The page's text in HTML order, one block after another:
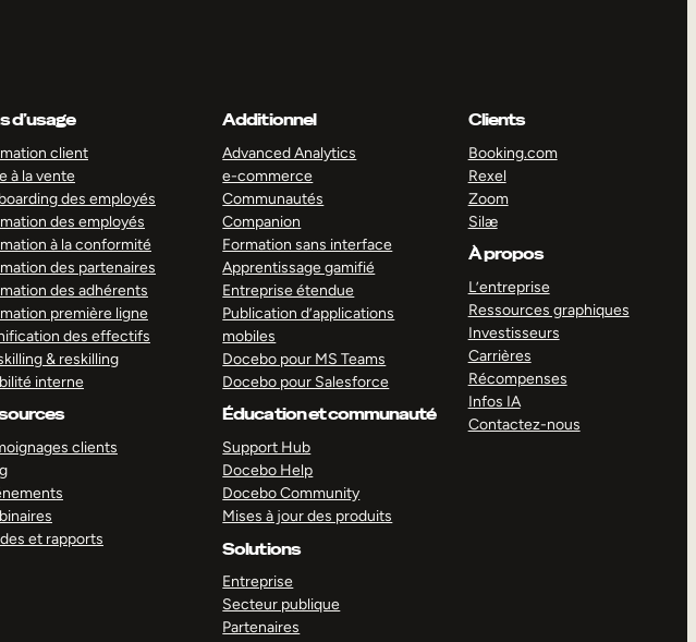
d’usage
client
à la vente
des employés
des employés
à la conformité
des partenaires
des adhérents
première ligne
des effectifs
& reskilling
interne
clients
et rapports
Additionnel
Advanced Analytics
e-commerce
Communautés
Companion
Formation sans interface
Apprentissage gamifié
Entreprise étendue
Publication d’applications
mobiles
Docebo pour MS Teams
Docebo pour Salesforce
Éducation et communauté
Support Hub
Docebo Help
Docebo Community
Mises à jour des produits
Solutions
Entreprise
Secteur publique
Partenaires
Clients
Booking.com
Rexel
Zoom
Silæ
À propos
L’entreprise
Ressources graphiques
Investisseurs
Carrières
Récompenses
Infos IA
Contactez-nous